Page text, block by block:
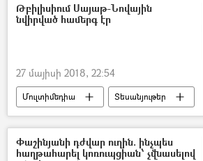
Թբիլիսիում Սայաթ-Նովային
նվիրված համերգ էր
27 մայիսի 2018, 22:54
Մուլտիմեդիա
Տեսանյութեր
Հայաստան–Վրաստան համագործակցություն
Փաշինյանի դժվար ուղին. ինչպես
հաղթահարել կոռուպցիան՝ չվնասելով